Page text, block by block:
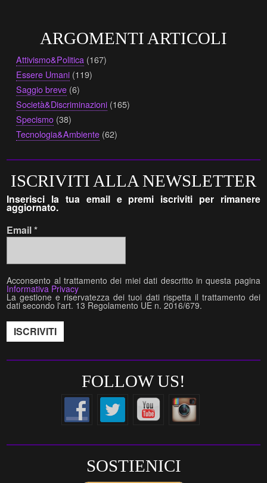
ARGOMENTI ARTICOLI
Attivismo&Politica (167)
Essere Umani (119)
Saggio breve (6)
Società&Discriminazioni (165)
Specismo (38)
Tecnologia&Ambiente (62)
ISCRIVITI ALLA NEWSLETTER
Inserisci la tua email e premi iscriviti per rimanere
aggiornato.
Email*
Acconsento al trattamento dei miei dati descritto in questa pagina
Informativa Privacy
La gestione e riservatezza dei tuoi dati rispetta il trattamento dei
dati secondo l'art. 13 Regolamento UE n. 2016/679.
FOLLOW US!
SOSTIENICI